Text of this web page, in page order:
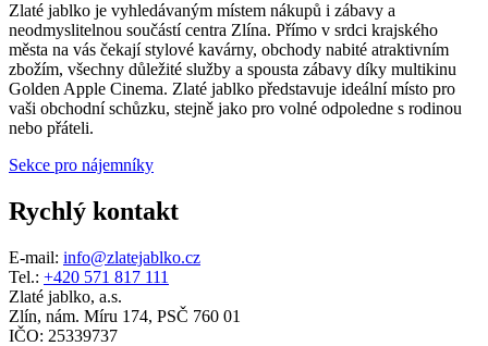
Zlaté jablko je vyhledávaným místem nákupů i zábavy a
neodmyslitelnou součástí centra Zlína. Přímo v srdci krajského
města na vás čekají stylové kavárny, obchody nabité atraktivním
zbožím, všechny důležité služby a spousta zábavy díky multikinu
Golden Apple Cinema. Zlaté jablko představuje ideální místo pro
vaši obchodní schůzku, stejně jako pro volné odpoledne s rodinou
nebo přáteli.
Sekce pro nájemníky
Rychlý kontakt
E-mail: info@zlatejablko.cz
Tel.: +420 571 817 111
Zlaté jablko, a.s.
Zlín, nám. Míru 174, PSČ 760 01
IČO: 25339737